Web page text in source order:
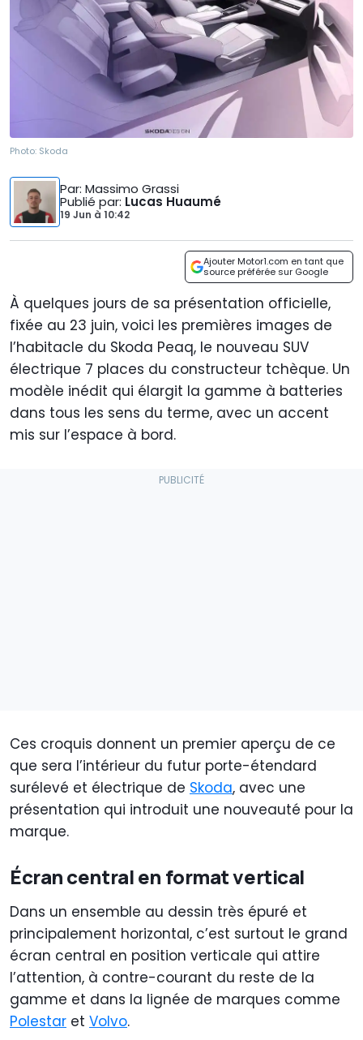
Photo: Skoda
Par: Massimo Grassi
Publié par: Lucas Huaumé
19 Jun à 10:42
Ajouter Motor1.com en tant que
source préférée sur Google
À quelques jours de sa présentation officielle,
fixée au 23 juin, voici les premières images de
l’habitacle du Skoda Peaq, le nouveau SUV
électrique 7 places du constructeur tchèque. Un
modèle inédit qui élargit la gamme à batteries
dans tous les sens du terme, avec un accent
mis sur l’espace à bord.
Ces croquis donnent un premier aperçu de ce
que sera l’intérieur du futur porte-étendard
surélevé et électrique de Skoda, avec une
présentation qui introduit une nouveauté pour la
marque.
Écran central en format vertical
Dans un ensemble au dessin très épuré et
principalement horizontal, c’est surtout le grand
écran central en position verticale qui attire
l’attention, à contre-courant du reste de la
gamme et dans la lignée de marques comme
Polestar et Volvo.